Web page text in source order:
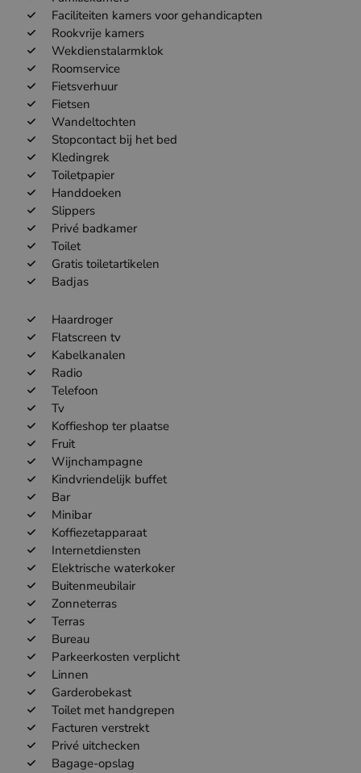
Faciliteiten kamers voor gehandicapten
Rookvrije kamers
Wekdienstalarmklok
Roomservice
Fietsverhuur
Fietsen
Wandeltochten
Stopcontact bij het bed
Kledingrek
Toiletpapier
Handdoeken
Slippers
Privé badkamer
Toilet
Gratis toiletartikelen
Badjas
Haardroger
Flatscreen tv
Kabelkanalen
Radio
Telefoon
Tv
Koffieshop ter plaatse
Fruit
Wijnchampagne
Kindvriendelijk buffet
Bar
Minibar
Koffiezetapparaat
Internetdiensten
Elektrische waterkoker
Buitenmeubilair
Zonneterras
Terras
Bureau
Parkeerkosten verplicht
Linnen
Garderobekast
Toilet met handgrepen
Facturen verstrekt
Privé uitchecken
Bagage-opslag